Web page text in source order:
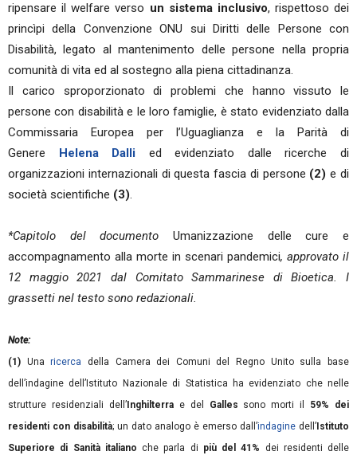
ripensare il welfare verso un sistema inclusivo, rispettoso dei
princìpi della Convenzione ONU sui Diritti delle Persone con
Disabilità, legato al mantenimento delle persone nella propria
comunità di vita ed al sostegno alla piena cittadinanza.
Il carico sproporzionato di problemi che hanno vissuto le
persone con disabilità e le loro famiglie, è stato evidenziato dalla
Commissaria Europea per l’Uguaglianza e la Parità di
Genere Helena Dalli
ed evidenziato dalle ricerche di
organizzazioni internazionali di questa fascia di persone (2) e di
società scientifiche (3).
*Capitolo del documento Umanizzazione delle cure e
accompagnamento alla morte in scenari pandemici, approvato il
12 maggio 2021 dal Comitato Sammarinese di Bioetica. I
grassetti nel testo sono redazionali.
Note:
(1) Unaricerca della Camera dei Comuni del Regno Unito sulla base
dell’indagine dell’Istituto Nazionale di Statistica ha evidenziato che nelle
strutture residenziali dell’Inghilterrae del Galles sono morti il 59% dei
residenti con disabilità; un dato analogo è emerso dall’indagine dell’ Istituto
Superiore di Sanità italiano che parla di più del 41% dei residenti delle